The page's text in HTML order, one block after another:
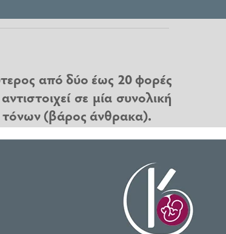
από δύο έως 20 φορές
σε μία συνολική
(βάρος άνθρακα).
με το μέτρημα των κόκκων της
«τόλμησαν» να το επιχειρήσουν
εκτίμηση: Στη
υπάρχουν
(ο αριθμός 20